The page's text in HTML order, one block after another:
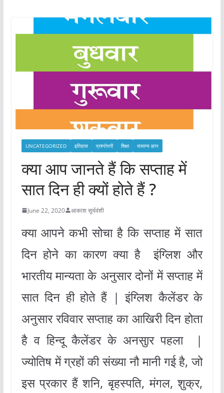
UNCATEGORIZED इतिहास प्रश्नोत्तरी शिक्षा सामान्य ज्ञान
क्या आप जानते हैं कि सप्ताह में
सात दिन ही क्यों होते हैं ?
June 22, 2020 आकाश सूर्यवंशी
क्या आपने कभी सोचा है कि सप्ताह में सात
दिन होने का कारण क्या है इंग्लिश और
भारतीय मान्यता के अनुसार दोनों में सप्ताह में
सात दिन ही होते हैं | इंग्लिश कैलेंडर के
अनुसार रविवार सप्ताह का आखिरी दिन होता
है व हिन्दू कैलेंडर के अनसुार पहला |
ज्योतिष में ग्रहों की संख्या नौ मानी गई है, जो
इस प्रकार हैं शनि, बृहस्पति, मंगल, शुक्र,